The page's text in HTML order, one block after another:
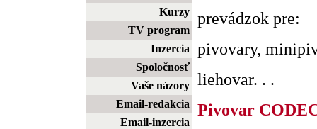
Kurzy
TV program
Inzercia
Spoločnosť
Vaše názory
Email-redakcia
Email-inzercia
prevádzok pre:
pivovary,
liehovar. . .
Pivovar